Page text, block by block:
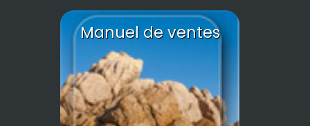
Manuel de ventes